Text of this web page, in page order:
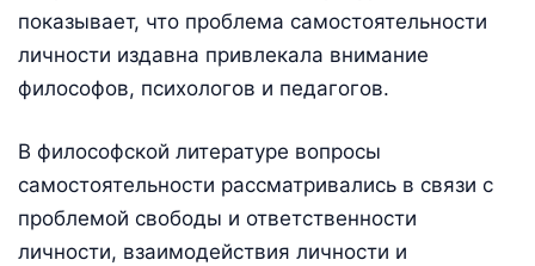
показывает, что проблема самостоятельности
личности издавна привлекала внимание
философов, психологов и педагогов.
В философской литературе вопросы
самостоятельности рассматривались в связи с
проблемой свободы и ответственности
личности, взаимодействия личности и